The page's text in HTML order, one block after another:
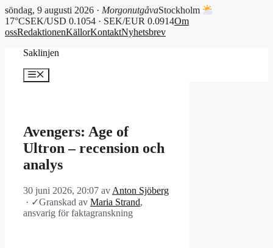
söndag, 9 augusti 2026 · MorgonutgåvaStockholm
17°CSEK/USD 0.1054 · SEK/EUR 0.0914Om
ossRedaktionenKällorKontaktNyhetsbrev
Saklinjen
Meny
Avengers: Age of
Ultron – recension och
analys
30 juni 2026, 20:07 av Anton Sjöberg
· ✓Granskad av Maria Strand,
ansvarig för faktagranskning